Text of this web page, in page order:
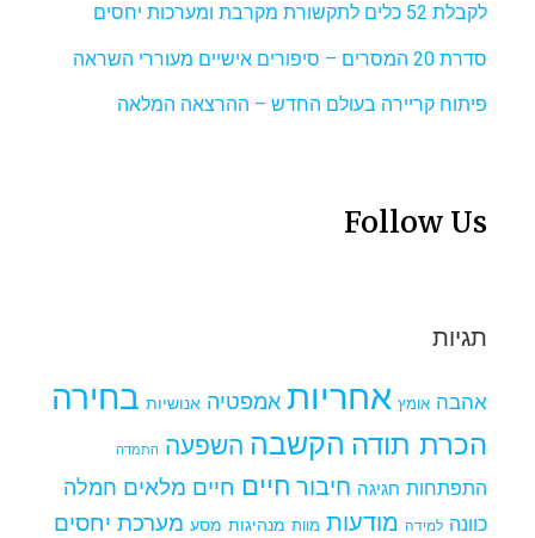
לקבלת 52 כלים לתקשורת מקרבת ומערכות יחסים
סדרת 20 המסרים – סיפורים אישיים מעוררי השראה
פיתוח קריירה בעולם החדש – ההרצאה המלאה
Follow Us
תגיות
אהבה אומץ אחריות אמפטיה אנושיות בחירה
הכרת תודה הקשבה השפעה התמדה
התפתחות חגיגה חיבור חיים חיים מלאים חמלה
כוונה למידה מודעות מוות מנהיגות מסע מערכת יחסים